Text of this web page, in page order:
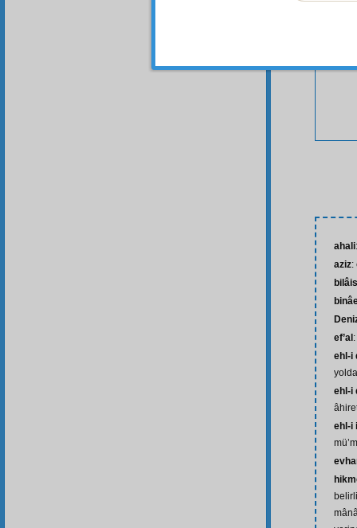
ahali
aziz:
ef’al
ehl-i
ehl-i
ehl-i